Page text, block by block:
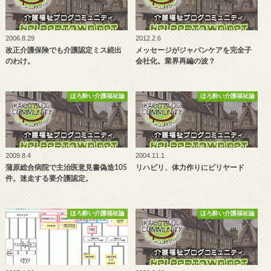
2006.8.29
改正介護保険でも介護認定ミス続出
のわけ。
2012.2.6
メッセージがジャパンケアを完全子
会社化。業界再編の波？
ほろ酔い介護福祉論
2009.8.4
蒲原総合病院で主治医意見書偽造105
件。迷走する要介護認定。
ほろ酔い介護福祉論
2004.11.1
リハビリ、体力作りにビリヤード
ほろ酔い介護福祉論 ほろ酔い介護福祉論